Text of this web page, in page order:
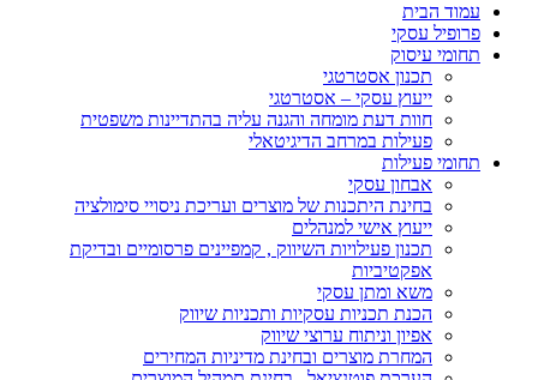
עמוד הבית
פרופיל עסקי
תחומי עיסוק
תכנון אסטרטגי
ייעוץ עסקי – אסטרטגי
חוות דעת מומחה והגנה עליה בהתדיינות משפטית
פעילות במרחב הדיגיטאלי
תחומי פעילות
אבחון עסקי
בחינת היתכנות של מוצרים ועריכת ניסויי סימולציה
ייעוץ אישי למנהלים
תכנון פעילויות השיווק , קמפיינים פרסומיים ובדיקת
אפקטיביות
משא ומתן עסקי
הכנת תכניות עסקיות ותכניות שיווק
אפיון וניתוח ערוצי שיווק
המחרת מוצרים ובחינת מדיניות המחירים